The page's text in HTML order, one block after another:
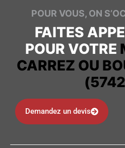
POUR VOUS, ON
FAITES
POUR VOTRE
CARREZ OU
Demandez un devis